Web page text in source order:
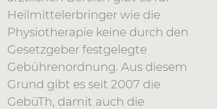
Heilmittelerbringer wie die
Physiotherapie keine durch den
Gesetzgeber festgelegte
Gebührenordnung. Aus diesem
Grund gibt es seit 2007 die
GebüTh, damit auch die